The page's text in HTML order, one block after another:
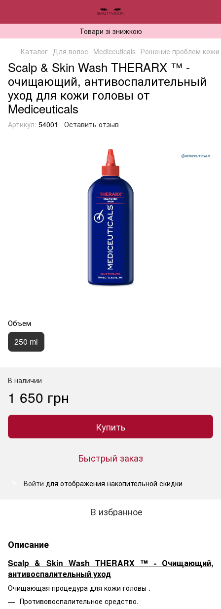
Товари зі знижкою
Каталог Для волос Mediceuticals Решение проблем кожи
Scalp & Skin Wash THERARX ™ -
очищающий, антивоспалительный
уход для кожи головы от
Mediceuticals
Артикул: 54001 Оставить отзыв
Объем
250 ml
В наличии
1 650 грн
Купить
Быстрый заказ
Войти для отображения накопительной скидки
В избранное
Описание
Scalp & Skin Wash THERARX ™ - Очищающий,
антивоспалительный уход
Очищающая процедура для кожи головы .
Противовоспалительное средство.